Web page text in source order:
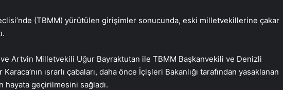
(TBMM) yürütülen girişimler sonucunda, eski milletvekillerine çakar
Artvin Milletvekili Uğur Bayraktutan ile TBMM Başkanvekili ve Denizli
ısrarlı çabaları, daha önce İçişleri Bakanlığı tarafından yasaklanan
hayata geçirilmesini sağladı.